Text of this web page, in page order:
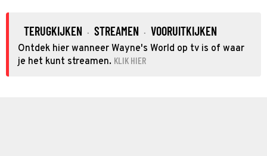
TERUGKIJKEN · STREAMEN · VOORUITKIJKEN
Ontdek hier wanneer Wayne's World op tv is of waar
je het kunt streamen. KLIK HIER